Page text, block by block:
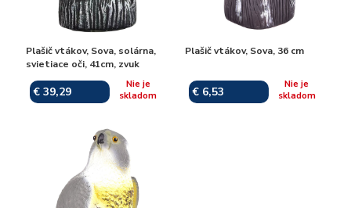
Plašič vtákov, Sova, solárna,
svietiace oči, 41cm, zvuk
€ 39,29
Nie je
skladom
Plašič vtákov, Sova, 36 cm
€ 6,53
Nie je
skladom